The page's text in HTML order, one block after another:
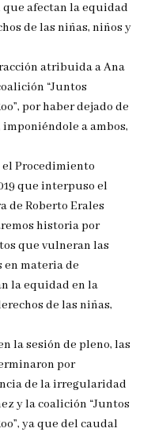
afectan la equidad
de las niñas, niños y
atribuida a Ana
“Juntos
por haber dejado de
a ambos,
Procedimiento
que interpuso el
de Roberto Erales
historia por
que vulneran las
en materia de
la equidad en la
de las niñas,
la sesión de pleno, las
por
de la irregularidad
y la coalición “Juntos
ya que del caudal